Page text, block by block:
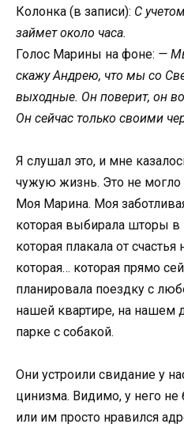
Колонка (в записи): С
займет около часа.
Голос Марины на фоне: —
скажу Андрею, что мы со
выходные. Он поверит, он
Он сейчас только своими
Я слушал это, и мне
чужую жизнь. Это не могло
Моя Марина. Моя
которая выбирала шторы в
которая плакала от
которая… которая прямо
планировала поездку с
нашей квартире, на нашем
парке с собакой.
Они устроили свидание у
цинизма. Видимо, у него
или им просто нравился